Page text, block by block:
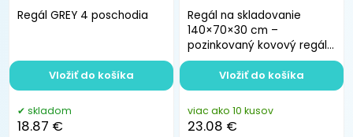
Regál GREY 4 poschodia
skladom
18.87 €
Vložiť do košíka
Regál na skladovanie
140×70×30 cm –
pozinkovaný kovový regál
s 4 policami
viac ako 10 kusov
23.08 €
Vložiť do košíka